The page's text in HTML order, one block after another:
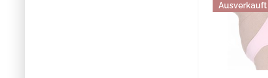
Ausverkauft